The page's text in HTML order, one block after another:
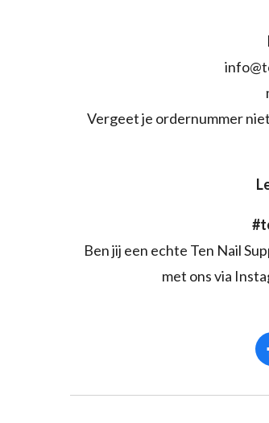
Vergeet je ordernummer
Ben jij een echte Ten Nail
met ons via